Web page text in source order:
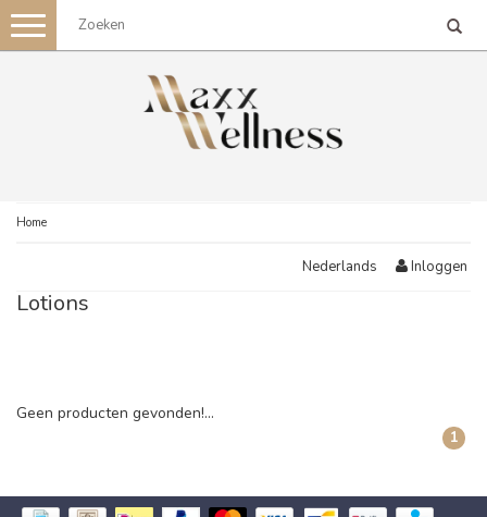
Toggle
navigation
Home
Nederlands Inloggen
Lotions
Geen producten gevonden!...
1